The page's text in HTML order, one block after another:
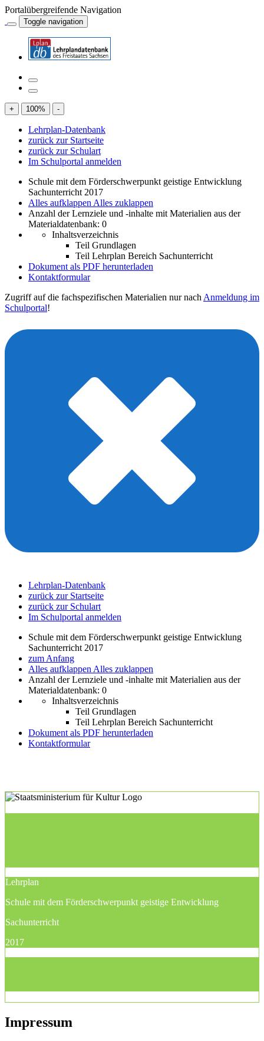
Portalübergreifende Navigation
Toggle navigation
+ 100% -
Lehrplan-Datenbank
zurück zur Startseite
zurück zur Schulart
Im Schulportal anmelden
Schule mit dem Förderschwerpunkt geistige Entwicklung
Sachunterricht 2017
Alles aufklappen Alles zuklappen
Anzahl der Lernziele und -inhalte mit Materialien aus der
Materialdatenbank: 0
Inhaltsverzeichnis
Teil Grundlagen
Teil Lehrplan Bereich Sachunterricht
Dokument als PDF herunterladen
Kontaktformular
Zugriff auf die fachspezifischen Materialien nur nach Anmeldung im
Schulportal!
Lehrplan-Datenbank
zurück zur Startseite
zurück zur Schulart
Im Schulportal anmelden
Schule mit dem Förderschwerpunkt geistige Entwicklung
Sachunterricht 2017
zum Anfang
Alles aufklappen Alles zuklappen
Anzahl der Lernziele und -inhalte mit Materialien aus der
Materialdatenbank: 0
Inhaltsverzeichnis
Teil Grundlagen
Teil Lehrplan Bereich Sachunterricht
Dokument als PDF herunterladen
Kontaktformular
Lehrplan
Schule mit dem Förderschwerpunkt geistige Entwicklung
Sachunterricht
2017
Impressum